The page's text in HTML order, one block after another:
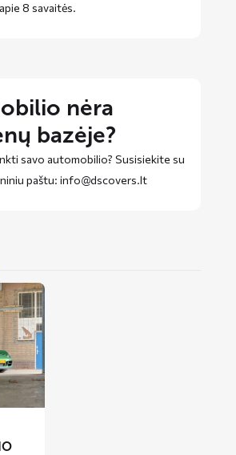
8 savaitės.
nėra
bazėje?
savo automobilio? Susisiekite su
paštu: info@dscovers.lt